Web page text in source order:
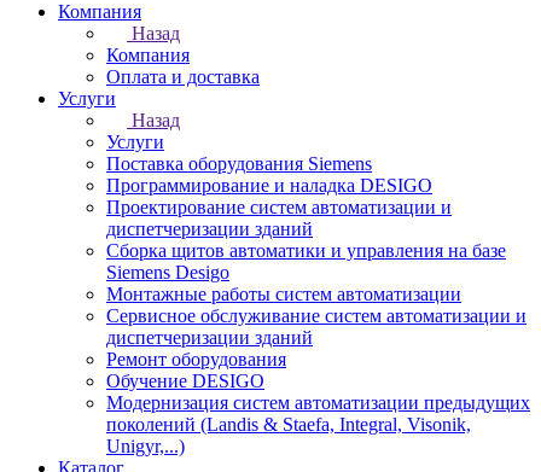
Компания
Назад
Компания
Оплата и доставка
Услуги
Назад
Услуги
Поставка оборудования Siemens
Программирование и наладка DESIGO
Проектирование систем автоматизации и
диспетчеризации зданий
Сборка щитов автоматики и управления на базе
Siemens Desigo
Монтажные работы систем автоматизации
Сервисное обслуживание систем автоматизации и
диспетчеризации зданий
Ремонт оборудования
Обучение DESIGO
Модернизация систем автоматизации предыдущих
поколений (Landis & Staefa, Integral, Visonik,
Unigyr,...)
Каталог